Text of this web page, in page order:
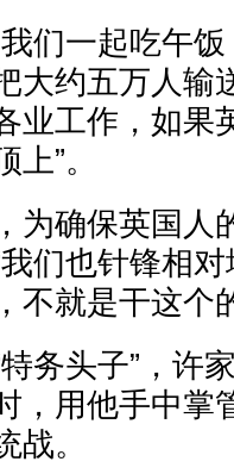
们一起吃午
大约五万人输
业工作，如果
”。
为确保英国人
们也针锋相
不就是干这个
务头子”，许
，用他手中掌
战。